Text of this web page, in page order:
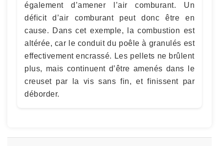
également d’amener l’air comburant. Un
déficit d’air comburant peut donc être en
cause. Dans cet exemple, la combustion est
altérée, car le conduit du poêle à granulés est
effectivement encrassé. Les pellets ne brûlent
plus, mais continuent d’être amenés dans le
creuset par la vis sans fin, et finissent par
déborder.